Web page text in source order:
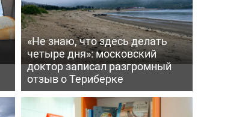
«Не знаю, что здесь делать
четыре дня»: московский
доктор записал разгромный
отзыв о Териберке